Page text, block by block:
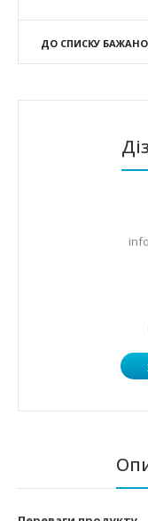
ДО СПИСКУ